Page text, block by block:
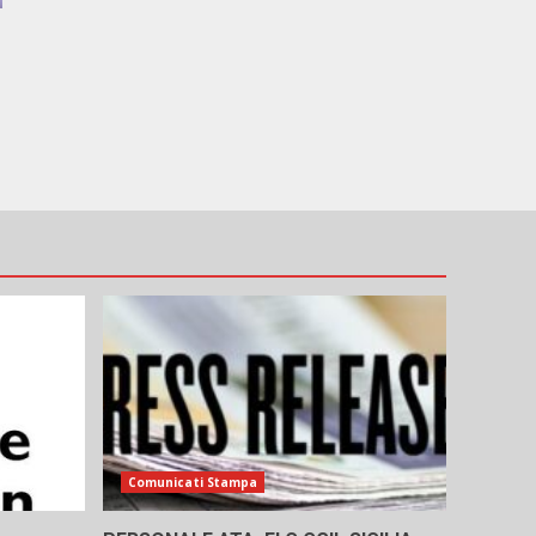
Comunicati Stampa